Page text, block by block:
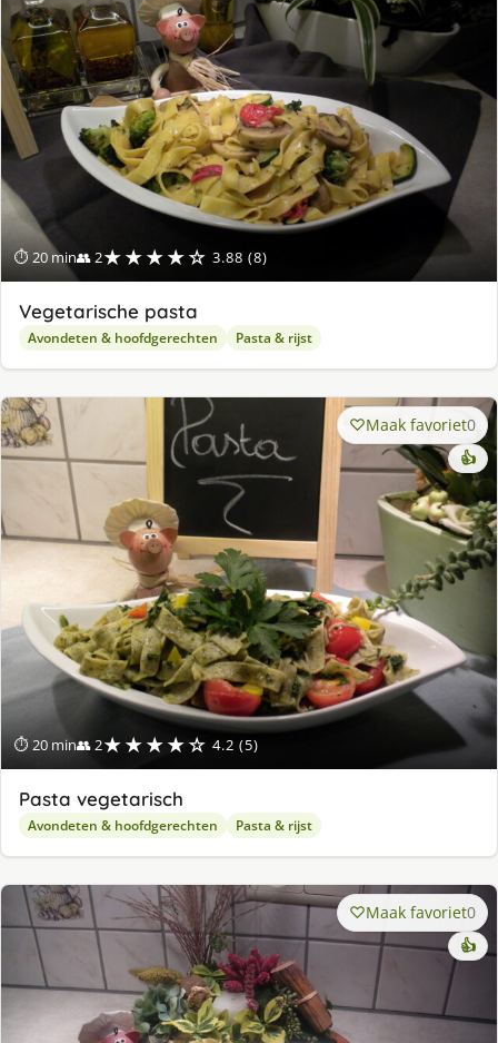
⏱ 20 min👥 2★★★★☆ 3.88 (8)
Vegetarische pasta
Avondeten & hoofdgerechten Pasta & rijst
⏱ 20 min👥 2★★★★☆ 4.2 (5)
Maak favoriet0
👍
Pasta vegetarisch
Avondeten & hoofdgerechten Pasta & rijst
Maak favoriet0
👍